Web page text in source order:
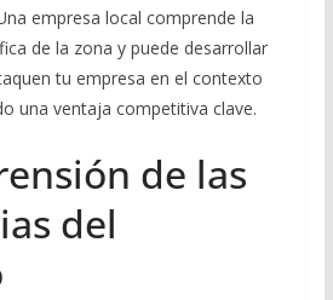
empresa local comprende la
de la zona y puede desarrollar
tu empresa en el contexto
una ventaja competitiva clave.
de las
del